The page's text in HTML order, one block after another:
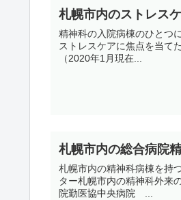
札幌市内のストレス
精神科の入院病棟のひとつ
ストレスケアに焦点を当て
（2020年1月現在...
札幌市内の総合病院
札幌市内の精神科病棟を持
ター札幌市内の精神科外来
院勤医協中央病院 ...